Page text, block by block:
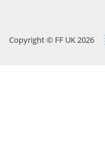
Copyright © FF UK 2026